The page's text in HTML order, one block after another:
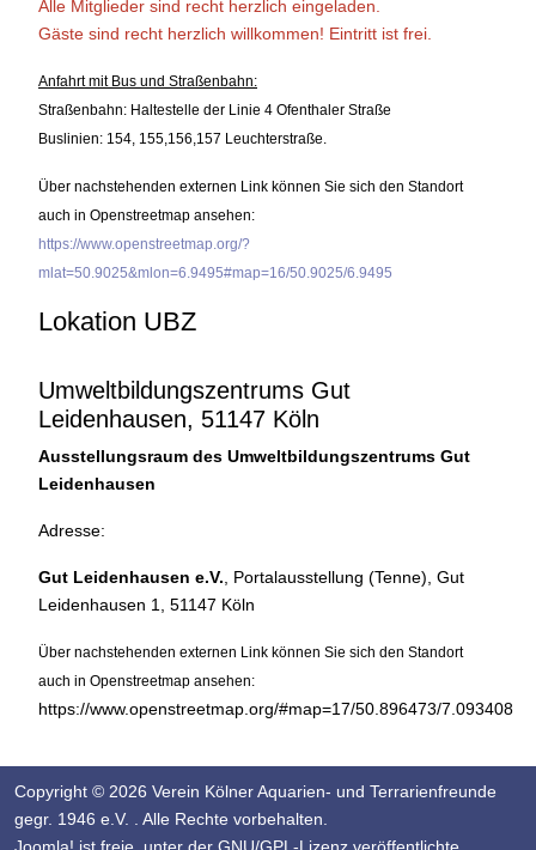
Alle Mitglieder sind recht herzlich eingeladen.
Gäste sind recht herzlich willkommen! Eintritt ist frei.
Anfahrt mit Bus und Straßenbahn:
Straßenbahn: Haltestelle der Linie 4 Ofenthaler Straße
Buslinien: 154, 155,156,157 Leuchterstraße.
Über nachstehenden externen Link können Sie sich den Standort
auch in Openstreetmap ansehen:
https://www.openstreetmap.org/?
mlat=50.9025&mlon=6.9495#map=16/50.9025/6.9495
Lokation UBZ
Umweltbildungszentrums Gut
Leidenhausen, 51147 Köln
Ausstellungsraum des Umweltbildungszentrums Gut
Leidenhausen
Adresse:
Gut Leidenhausen e.V., Portalausstellung (Tenne), Gut
Leidenhausen 1, 51147 Köln
Über nachstehenden externen Link können Sie sich den Standort
auch in Openstreetmap ansehen:
https://www.openstreetmap.org/#map=17/50.896473/7.093408
Copyright © 2026 Verein Kölner Aquarien- und Terrarienfreunde
gegr. 1946 e.V. . Alle Rechte vorbehalten.